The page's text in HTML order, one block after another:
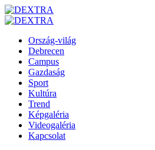
Ország-világ
Debrecen
Campus
Gazdaság
Sport
Kultúra
Trend
Képgaléria
Videogaléria
Kapcsolat